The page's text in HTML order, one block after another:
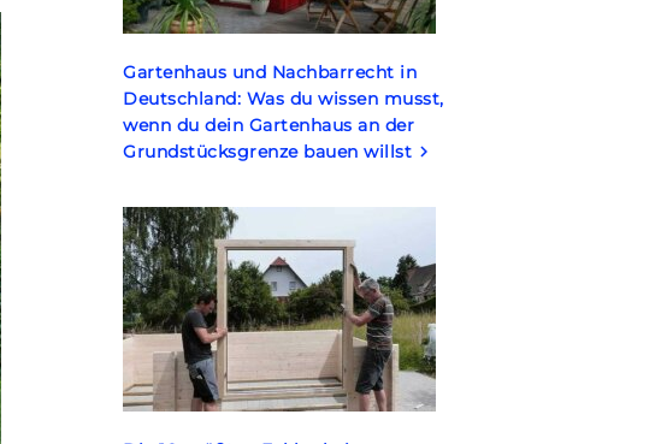
Gartenhaus und Nachbarrecht in
Deutschland: Was du wissen musst,
wenn du dein Gartenhaus an der
Grundstücksgrenze bauen willst keyboard_arrow_right